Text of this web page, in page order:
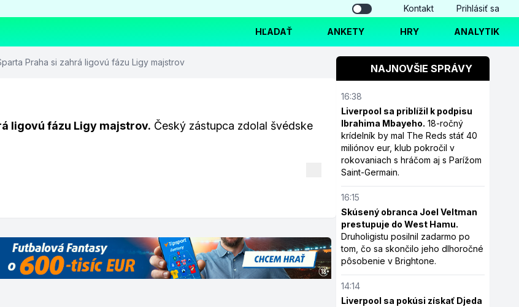
Kontakt Prihlásiť sa
HĽADAŤ ANKETY HRY ANALYTIK
Praha si zahrá ligovú fázu Ligy majstrov
ligovú fázu Ligy majstrov. Český zástupca zdolal švédske
NAJNOVŠIE SPRÁVY
16:38
Liverpool sa priblížil k podpisu
Ibrahima Mbayeho. 18-ročný
krídelník by mal The Reds stáť 40
miliónov eur, klub pokročil v
rokovaniach s hráčom aj s Parížom
Saint-Germain.
16:15
Skúsený obranca Joel Veltman
prestupuje do West Hamu.
Druholigistu posilnil zadarmo po
tom, čo sa skončilo jeho dlhoročné
pôsobenie v Brightone.
14:14
Liverpool sa pokúsi získať Djeda